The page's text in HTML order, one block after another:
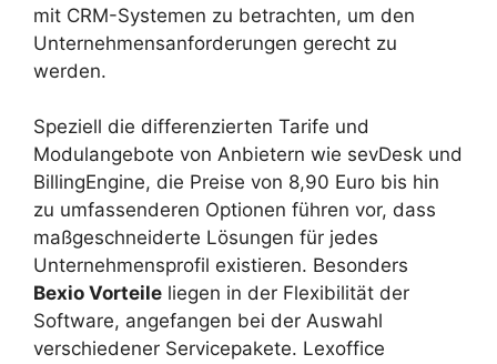
mit CRM-Systemen zu betrachten, um den
Unternehmensanforderungen gerecht zu
werden.
Speziell die differenzierten Tarife und
Modulangebote von Anbietern wie sevDesk und
BillingEngine, die Preise von 8,90 Euro bis hin
zu umfassenderen Optionen führen vor, dass
maßgeschneiderte Lösungen für jedes
Unternehmensprofil existieren. Besonders
Bexio Vorteile liegen in der Flexibilität der
Software, angefangen bei der Auswahl
verschiedener Servicepakete. Lexoffice